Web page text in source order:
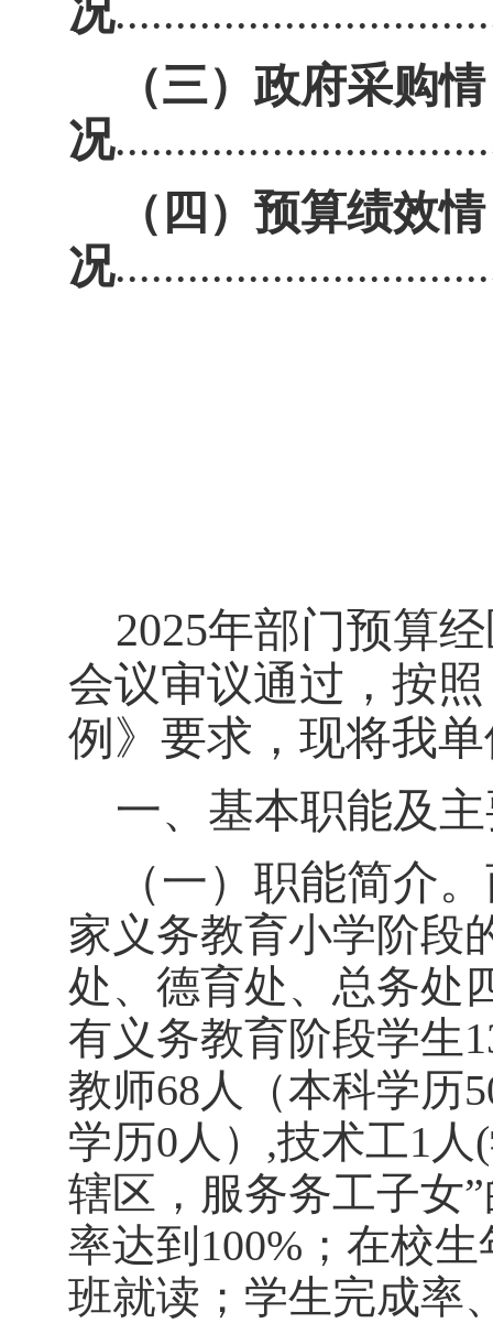
况
（三）政府采购情
况
（四） 预算绩效情
况
2025年部门预算
会议审议通过，按
例》 要求，现将我
一、基本职能及
（一）职能简介。
家义务教育小学阶段
处、德育处、总务处
有义务教育阶段学生1
教师68人（本科学历
学历0人）,技术工1
辖区，服务务工子女
率达到100%；在校
班就读；学生完成率